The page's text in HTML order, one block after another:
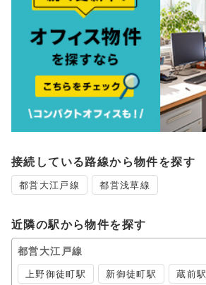
接続している路線から物件を探す
都営大江戸線 都営浅草線
近隣の駅から物件を探す
都営大江戸線
上野御徒町駅 新御徒町駅 蔵前駅